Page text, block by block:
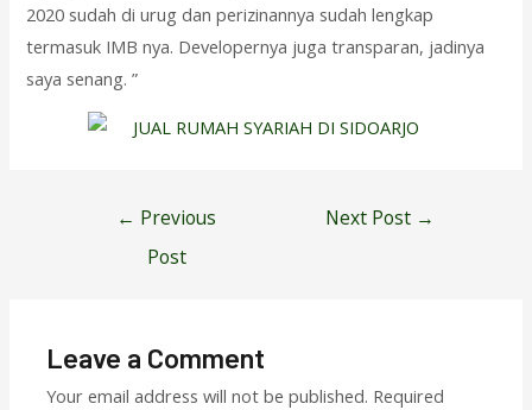
2020 sudah di urug dan perizinannya sudah lengkap
termasuk IMB nya. Developernya juga transparan, jadinya
saya senang. ”
← Previous
Post
Next Post →
Leave a Comment
Your email address will not be published. Required